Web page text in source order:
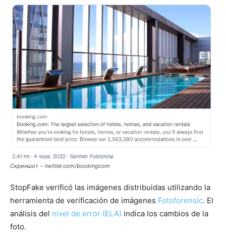
Скриншот − twitter.com/bookingcom
StopFake verificó las imágenes distribuidas utilizando la
herramienta de verificación de imágenes Fotoforensic. El
análisis del nivel de error (ELA) indica los cambios de la
foto.